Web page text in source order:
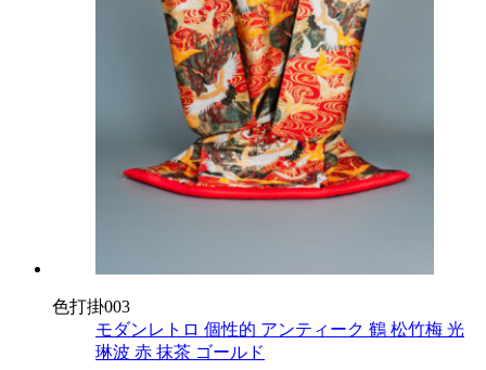
色打掛003
モダンレトロ 個性的 アンティーク 鶴 松竹梅 光
琳波 赤 抹茶 ゴールド